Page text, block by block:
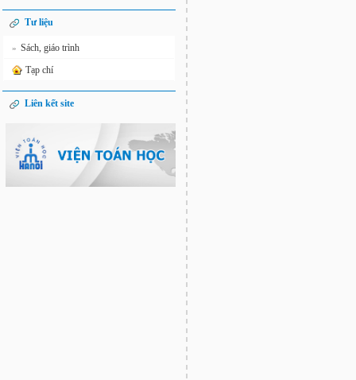
Tư liệu
» Sách, giáo trình
Tạp chí
Liên kết site